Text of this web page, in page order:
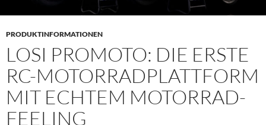
PRODUKTINFORMATIONEN
LOSI PROMOTO: DIE ERSTE
RC-MOTORRADPLATTFORM
MIT ECHTEM MOTORRAD-
FEELING